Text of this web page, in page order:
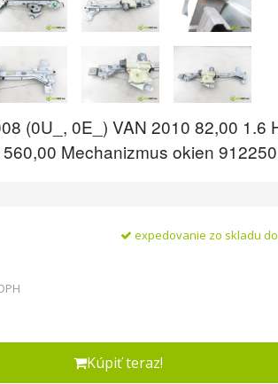
(0U_, 0E_) VAN 2010 82,00 1.6
Mechanizmus okien
expedovanie zo skladu
Kúpiť teraz!